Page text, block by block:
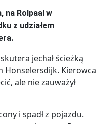
na Rolpaal w
z udziałem
jechał ścieżką
Kierowca
ale nie zauważył
i spadł z pojazdu.